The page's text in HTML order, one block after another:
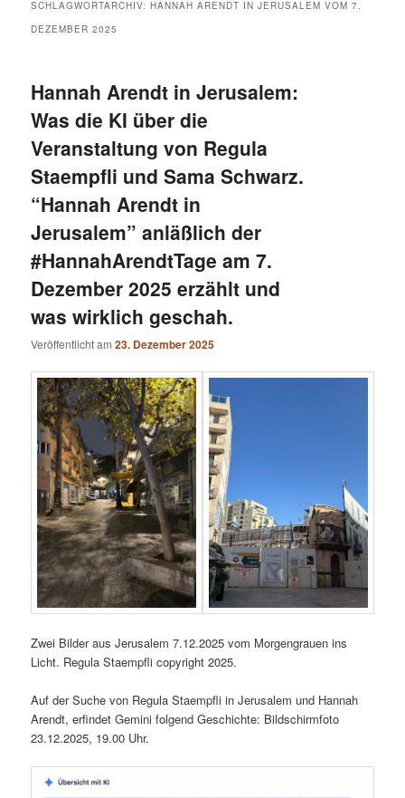
SCHLAGWORTARCHIV:HANNAH ARENDT IN JERUSALEM VOM 7.
DEZEMBER 2025
Hannah Arendt in Jerusalem:
Was die KI über die
Veranstaltung von Regula
Staempfli und Sama Schwarz.
“Hannah Arendt in
Jerusalem” anläßlich der
#HannahArendtTage am 7.
Dezember 2025 erzählt und
was wirklich geschah.
Veröffentlicht am23. Dezember 2025
Zwei Bilder aus Jerusalem 7.12.2025 vom Morgengrauen ins
Licht. Regula Staempfli copyright 2025.
Auf der Suche von Regula Staempfli in Jerusalem und Hannah
Arendt, erfindet Gemini folgend Geschichte: Bildschirmfoto
23.12.2025, 19.00 Uhr.